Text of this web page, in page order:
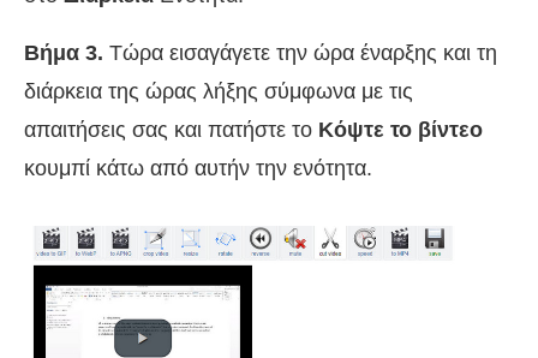
Βήμα 3. Τώρα εισαγάγετε την ώρα έναρξης και τη
διάρκεια της ώρας λήξης σύμφωνα με τις
απαιτήσεις σας και πατήστε το Κόψτε το βίντεο
κουμπί κάτω από αυτήν την ενότητα.